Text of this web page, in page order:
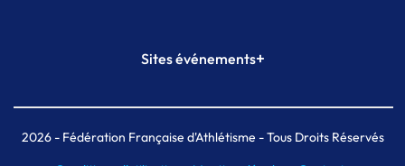
Plateforme Formation
Sites événements+
Meeting de Paris indoor
MAIF Ekiden de Paris
2026- Fédération Française d'Athlétisme - Tous Droits Réservés